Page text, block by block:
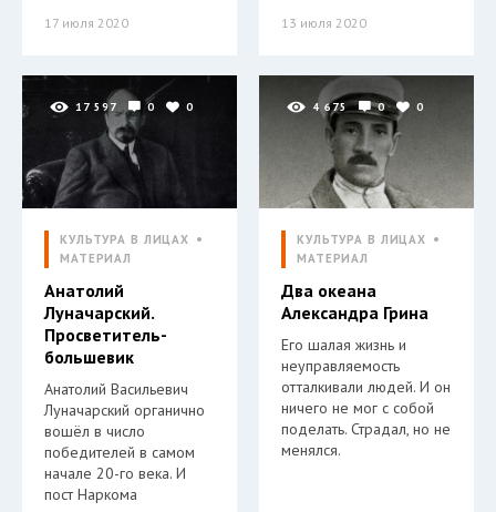
17 июля 2020 13 июля 2020
17 597 0 0
КУЛЬТУРА В ЛИЦАХ
МАТЕРИАЛ
Анатолий
Луначарский.
Просветитель-
большевик
Анатолий Васильевич
Луначарский органично
вошёл в число
победителей в самом
начале 20-го века. И
пост Наркома
4 675 0 0
КУЛЬТУРА В ЛИЦАХ
МАТЕРИАЛ
Два океана
Александра Грина
Его шалая жизнь и
неуправляемость
отталкивали людей. И он
ничего не мог с собой
поделать. Страдал, но не
менялся.